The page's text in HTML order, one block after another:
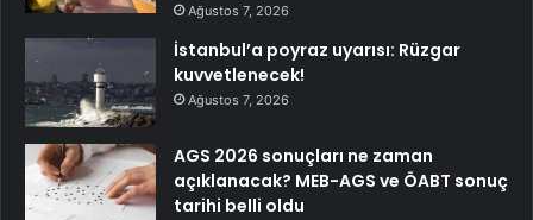
Ağustos 7, 2026
İstanbul’a poyraz uyarısı: Rüzgar
kuvvetlenecek!
Ağustos 7, 2026
AGS 2026 sonuçları ne zaman
açıklanacak? MEB-AGS ve ÖABT sonuç
tarihi belli oldu